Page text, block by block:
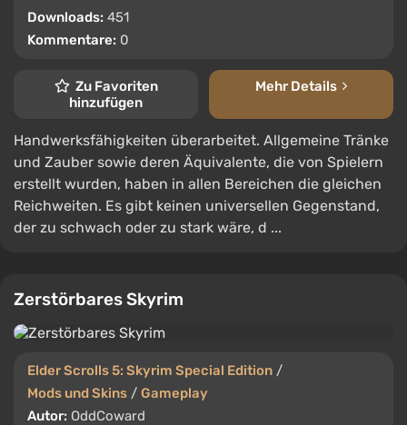
Downloads: 451
Kommentare: 0
Zu Favoriten
hinzufügen
Mehr Details
Handwerksfähigkeiten überarbeitet. Allgemeine Tränke
und Zauber sowie deren Äquivalente, die von Spielern
erstellt wurden, haben in allen Bereichen die gleichen
Reichweiten. Es gibt keinen universellen Gegenstand,
der zu schwach oder zu stark wäre, d ...
Zerstörbares Skyrim
Elder Scrolls 5: Skyrim Special Edition /
Mods und Skins / Gameplay
Autor: OddCoward